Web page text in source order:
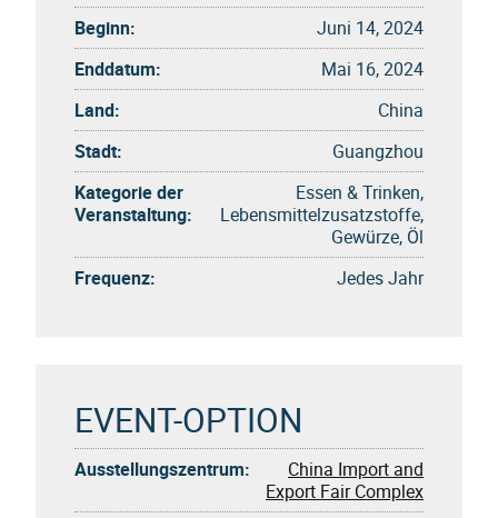
Beginn:
Juni 14, 2024
Enddatum:
Mai 16, 2024
Land:
China
Stadt:
Guangzhou
Kategorie der
Veranstaltung:
Essen & Trinken,
Lebensmittelzusatzstoffe,
Gewürze, Öl
Frequenz:
Jedes Jahr
EVENT-OPTION
Ausstellungszentrum:
China Import and
Export Fair Complex